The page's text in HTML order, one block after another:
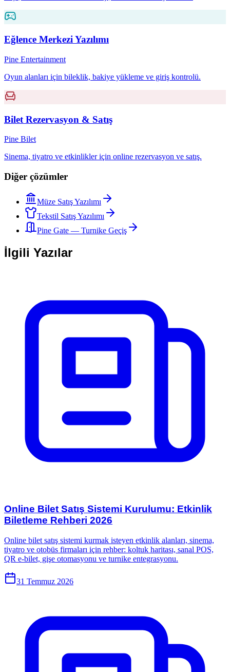
Eğlence Merkezi Yazılımı
Pine Entertainment
Oyun alanları için bileklik, bakiye yükleme ve giriş kontrolü.
Bilet Rezervasyon & Satış
Pine Bilet
Sinema, tiyatro ve etkinlikler için online rezervasyon ve satış.
Diğer çözümler
Müze Satış Yazılımı
Tekstil Satış Yazılımı
Pine Gate — Turnike Geçiş
İlgili Yazılar
Online Bilet Satış Sistemi Kurulumu: Etkinlik
Biletleme Rehberi 2026
Online bilet satış sistemi kurmak isteyen etkinlik alanları, sinema,
tiyatro ve otobüs firmaları için rehber: koltuk haritası, sanal POS,
QR e-bilet, gişe otomasyonu ve turnike entegrasyonu.
31 Temmuz 2026